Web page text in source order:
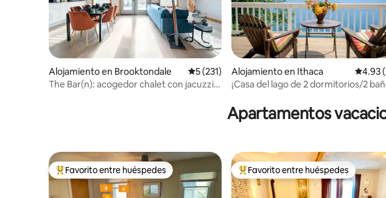
Alojamiento en Brooktondale Calificación promedio: 5 de 5, 231 reseñas
5 (231)
The Bar(n): acogedor chalet con jacuzzi y
Alojamiento en Ithaca
4.93
¡Casa del lago de 2 dormitorios/2
Apartamentos
Favorito entre huéspedes preferido
Favorito entre huéspedes Favorito entre huéspedes preferido
Favorito entre huéspedes